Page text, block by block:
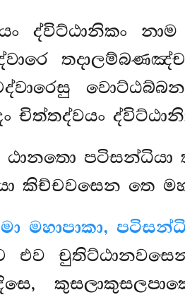
ද්විට්ඨානිකං
චිත්තද්වයං
ඨානතො
කිච්චවසෙන තෙ
මහාපාකා,
එව